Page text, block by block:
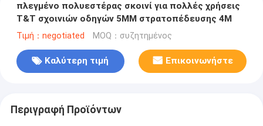
πλεγμένο πολυεστέρας σκοινί για πολλές χρήσεις
T&T σχοινιών οδηγών 5MM στρατοπέδευσης 4M
Τιμή：negotiated MOQ：συζητημένος
Καλύτερη τιμή Επικοινωνήστε
Περιγραφή Προϊόντων